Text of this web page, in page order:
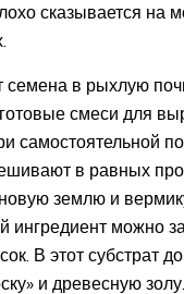
сказывается на
семена в рыхлую
смеси для
самостоятельной
в равных
землю и
ингредиент можно
В этот субстрат
и древесную золу.